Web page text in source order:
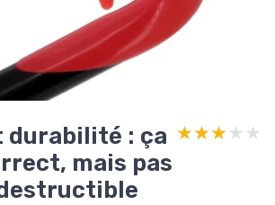
durabilité : ça
mais pas
★★★★★
★★★★★